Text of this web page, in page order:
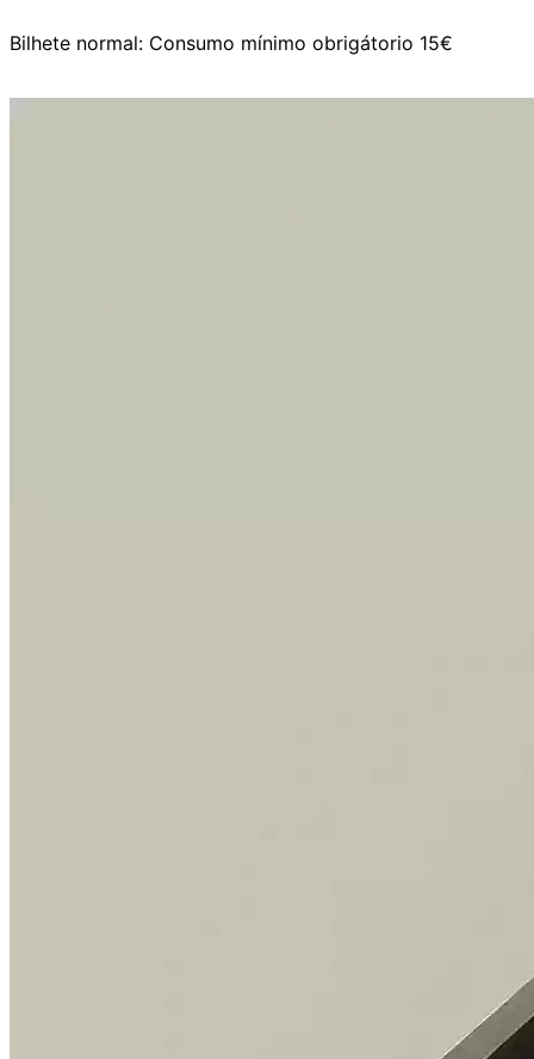
Bilhete normal: Consumo mínimo obrigátorio 15€